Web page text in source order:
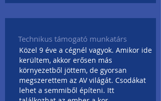
Technikus támogató munkatárs
Közel 9 éve a cégnél vagyok. Amikor ide
kerültem, akkor erősen más
környezetből jöttem, de gyorsan
megszerettem az AV világát. Csodákat
lehet a semmiből építeni. Itt